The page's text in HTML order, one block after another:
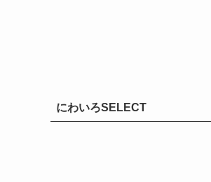
にわいろSELECT